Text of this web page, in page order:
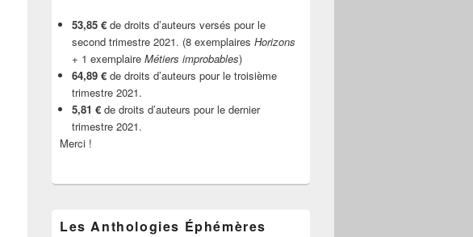
53,85 € de droits d’auteurs versés pour le
second trimestre 2021. (8 exemplaires Horizons
+ 1 exemplaire Métiers improbables)
64,89 € de droits d’auteurs pour le troisième
trimestre 2021.
5,81 € de droits d’auteurs pour le dernier
trimestre 2021.
Merci !
Les Anthologies Éphémères